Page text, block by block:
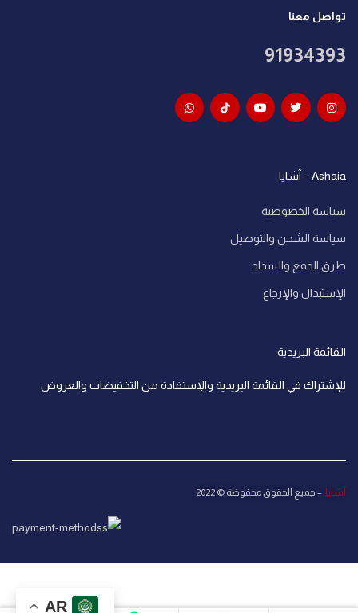
تواصل معنا
91934393
Ashaia – آشايا
سياسة الخصوصية
سياسة الشحن والتوصيل
طرق الدفع والسداد
الإستبدال والإرجاع
القائمة البريدية
للإشتراك في القائمة البريدية والإستفادة من التخفيضات والعروض
آشايا – جميع الحقوق محفوظة © 2022
AR